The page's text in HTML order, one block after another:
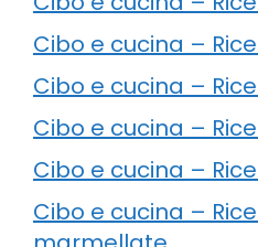
Cibo e cucina –
Cibo e cucina –
Cibo e cucina –
Cibo e cucina –
Cibo e cucina –